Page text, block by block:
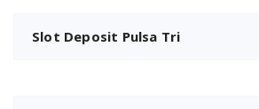
Slot Deposit Pulsa Tri